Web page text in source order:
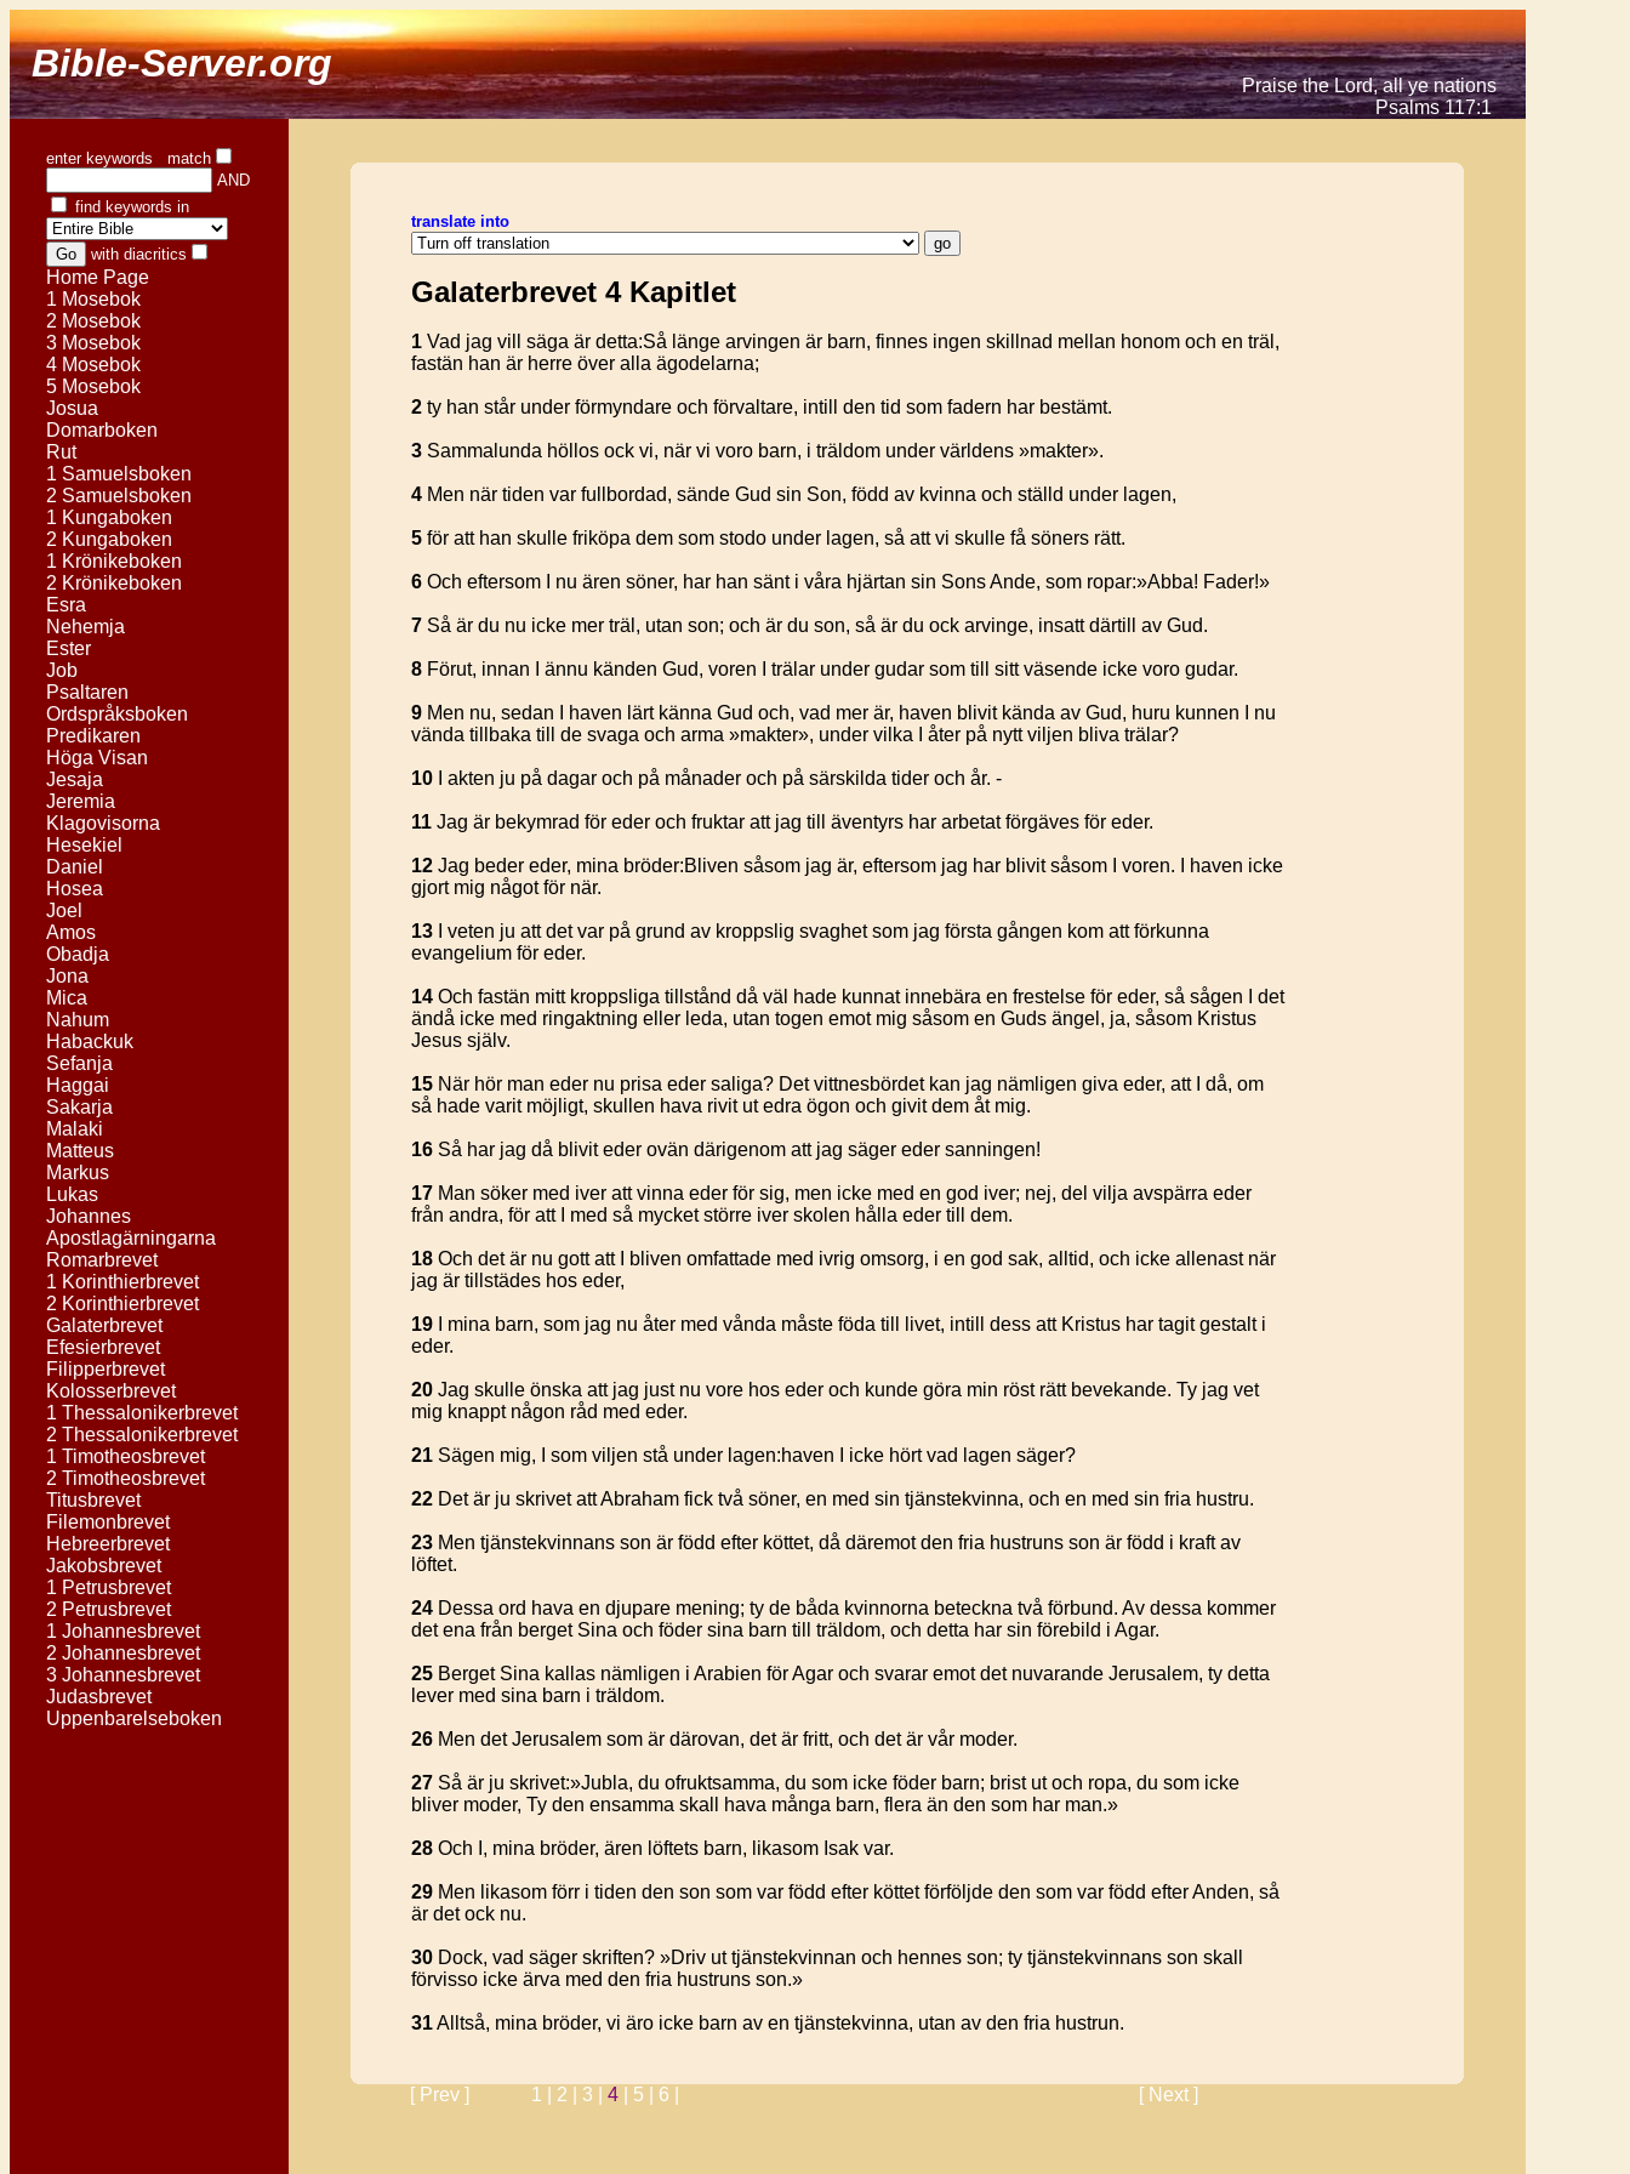
Bible-Server.org
Praise the Lord, all ye nations
Psalms 117:1
enter keywords match
AND
find keywords in
with diacritics
Home Page
1 Mosebok
2 Mosebok
3 Mosebok
4 Mosebok
5 Mosebok
Josua
Domarboken
Rut
1 Samuelsboken
2 Samuelsboken
1 Kungaboken
2 Kungaboken
1 Krönikeboken
2 Krönikeboken
Esra
Nehemja
Ester
Job
Psaltaren
Ordspråksboken
Predikaren
Höga Visan
Jesaja
Jeremia
Klagovisorna
Hesekiel
Daniel
Hosea
Joel
Amos
Obadja
Jona
Mica
Nahum
Habackuk
Sefanja
Haggai
Sakarja
Malaki
Matteus
Markus
Lukas
Johannes
Apostlagärningarna
Romarbrevet
1 Korinthierbrevet
2 Korinthierbrevet
Galaterbrevet
Efesierbrevet
Filipperbrevet
Kolosserbrevet
1 Thessalonikerbrevet
2 Thessalonikerbrevet
1 Timotheosbrevet
2 Timotheosbrevet
Titusbrevet
Filemonbrevet
Hebreerbrevet
Jakobsbrevet
1 Petrusbrevet
2 Petrusbrevet
1 Johannesbrevet
2 Johannesbrevet
3 Johannesbrevet
Judasbrevet
Uppenbarelseboken
translate into
Galaterbrevet 4 Kapitlet
1 Vad jag vill säga är detta:Så länge arvingen är barn, finnes ingen skillnad mellan honom och en träl,
fastän han är herre över alla ägodelarna;
2 ty han står under förmyndare och förvaltare, intill den tid som fadern har bestämt.
3 Sammalunda höllos ock vi, när vi voro barn, i träldom under världens »makter».
4 Men när tiden var fullbordad, sände Gud sin Son, född av kvinna och ställd under lagen,
5 för att han skulle friköpa dem som stodo under lagen, så att vi skulle få söners rätt.
6 Och eftersom I nu ären söner, har han sänt i våra hjärtan sin Sons Ande, som ropar:»Abba! Fader!»
7 Så är du nu icke mer träl, utan son; och är du son, så är du ock arvinge, insatt därtill av Gud.
8 Förut, innan I ännu känden Gud, voren I trälar under gudar som till sitt väsende icke voro gudar.
9 Men nu, sedan I haven lärt känna Gud och, vad mer är, haven blivit kända av Gud, huru kunnen I nu
vända tillbaka till de svaga och arma »makter», under vilka I åter på nytt viljen bliva trälar?
10 I akten ju på dagar och på månader och på särskilda tider och år. -
11 Jag är bekymrad för eder och fruktar att jag till äventyrs har arbetat förgäves för eder.
12 Jag beder eder, mina bröder:Bliven såsom jag är, eftersom jag har blivit såsom I voren. I haven icke
gjort mig något för när.
13 I veten ju att det var på grund av kroppslig svaghet som jag första gången kom att förkunna
evangelium för eder.
14 Och fastän mitt kroppsliga tillstånd då väl hade kunnat innebära en frestelse för eder, så sågen I det
ändå icke med ringaktning eller leda, utan togen emot mig såsom en Guds ängel, ja, såsom Kristus
Jesus själv.
15 När hör man eder nu prisa eder saliga? Det vittnesbördet kan jag nämligen giva eder, att I då, om
så hade varit möjligt, skullen hava rivit ut edra ögon och givit dem åt mig.
16 Så har jag då blivit eder ovän därigenom att jag säger eder sanningen!
17 Man söker med iver att vinna eder för sig, men icke med en god iver; nej, del vilja avspärra eder
från andra, för att I med så mycket större iver skolen hålla eder till dem.
18 Och det är nu gott att I bliven omfattade med ivrig omsorg, i en god sak, alltid, och icke allenast när
jag är tillstädes hos eder,
19 I mina barn, som jag nu åter med vånda måste föda till livet, intill dess att Kristus har tagit gestalt i
eder.
20 Jag skulle önska att jag just nu vore hos eder och kunde göra min röst rätt bevekande. Ty jag vet
mig knappt någon råd med eder.
21 Sägen mig, I som viljen stå under lagen:haven I icke hört vad lagen säger?
22 Det är ju skrivet att Abraham fick två söner, en med sin tjänstekvinna, och en med sin fria hustru.
23 Men tjänstekvinnans son är född efter köttet, då däremot den fria hustruns son är född i kraft av
löftet.
24 Dessa ord hava en djupare mening; ty de båda kvinnorna beteckna två förbund. Av dessa kommer
det ena från berget Sina och föder sina barn till träldom, och detta har sin förebild i Agar.
25 Berget Sina kallas nämligen i Arabien för Agar och svarar emot det nuvarande Jerusalem, ty detta
lever med sina barn i träldom.
26 Men det Jerusalem som är därovan, det är fritt, och det är vår moder.
27 Så är ju skrivet:»Jubla, du ofruktsamma, du som icke föder barn; brist ut och ropa, du som icke
bliver moder, Ty den ensamma skall hava många barn, flera än den som har man.»
28 Och I, mina bröder, ären löftets barn, likasom Isak var.
29 Men likasom förr i tiden den son som var född efter köttet förföljde den som var född efter Anden, så
är det ock nu.
30 Dock, vad säger skriften? »Driv ut tjänstekvinnan och hennes son; ty tjänstekvinnans son skall
förvisso icke ärva med den fria hustruns son.»
31Alltså, mina bröder, vi äro icke barn av en tjänstekvinna, utan av den fria hustrun.
[ Prev ] 1 | 2 | 3 | 4 5 | 6 | [ Next ]